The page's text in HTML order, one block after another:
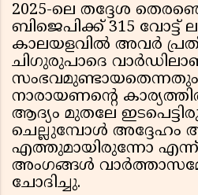
2025-ലെ തദ്ദേശ
ബിജെപിക്ക് 315 വോട്ട്
കാലയളവിൽ അവർ
ചിഗുരുപാദെ
സംഭവമുണ്ടായതെന്നതും
നാരായണൻ്റെ
ആദ്യം മുതലേ
ചെല്ലുമ്പോൾ
എത്തുമായിരുന്നോ
അംഗങ്ങൾ
ചോദിച്ചു.